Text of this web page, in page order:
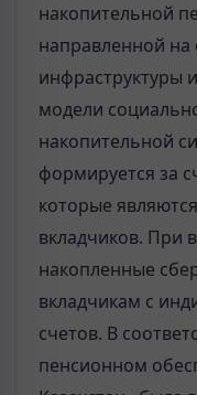
накопительной
направленной
инфраструктуры
модели
накопительной
формируется за
которые
вкладчиков. При
накопленные
вкладчикам с
счетов. В
пенсионном